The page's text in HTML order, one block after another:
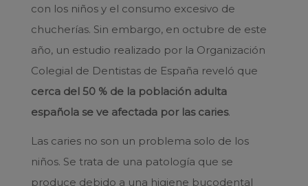
con los niños y el consumo excesivo de
chucherías. Sin embargo, en octubre de este
año, un estudio realizado por la Organización
Colegial de Dentistas de España reveló que
cerca del 50 % de la población adulta
española se ve afectada por las caries.
Las caries no son un problema solo de los
niños. Se trata de una patología que se
produce debido a una higiene bucodental